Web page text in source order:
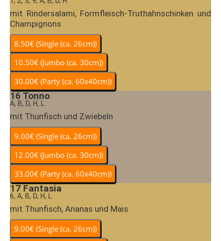
mit Rindersalami, Formfleisch-Truthahnschinken und
Champignons
16 Tonno
A, B, D, H, L
mit Thunfisch und Zwiebeln
17 Fantasia
6, A, B, D, H, L
mit Thunfisch, Ananas und Mais